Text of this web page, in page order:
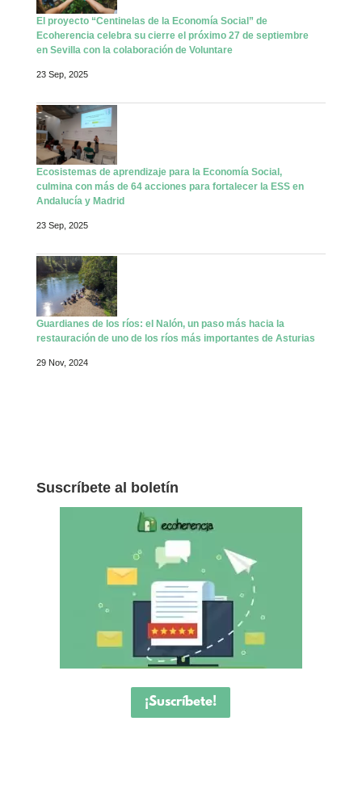
El proyecto “Centinelas de la Economía Social” de
Ecoherencia celebra su cierre el próximo 27 de septiembre
en Sevilla con la colaboración de Voluntare
23 Sep, 2025
Ecosistemas de aprendizaje para la Economía Social,
culmina con más de 64 acciones para fortalecer la ESS en
Andalucía y Madrid
23 Sep, 2025
Guardianes de los ríos: el Nalón, un paso más hacia la
restauración de uno de los ríos más importantes de Asturias
29 Nov, 2024
Suscríbete al boletín
¡Suscríbete!